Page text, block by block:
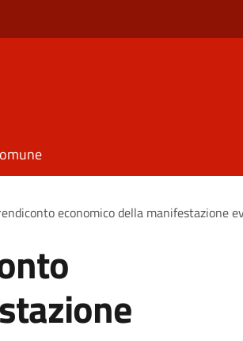
economico della manifestazione